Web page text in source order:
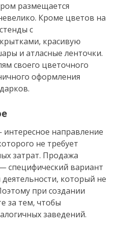
размещается
Кроме цветов на
с
красивую
и атласные ленточки.
своего цветочного
оформления
направление
не требует
затрат. Продажа
специфический вариант
который не
при создании
за тем, чтобы
заведений.